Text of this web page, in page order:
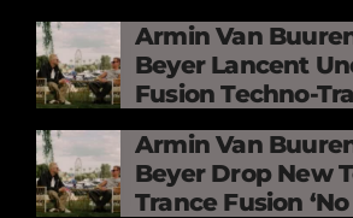
Armin Van
Beyer Lancent
Fusion Techno-
Armin Van
Beyer Drop New
Trance Fusion